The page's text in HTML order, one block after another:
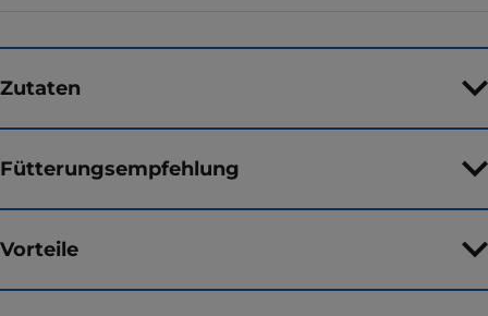
Zutaten
Fütterungsempfehlung
Vorteile